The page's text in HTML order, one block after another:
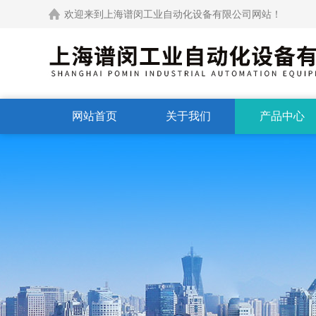
欢迎来到上海谱闵工业自动化设备有限公司网站！
网站首页 关于我们 产品中心